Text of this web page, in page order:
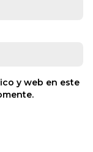
y web en este